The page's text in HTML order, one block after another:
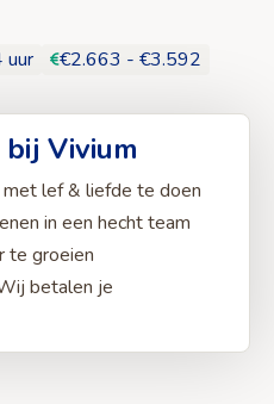
uur €2.663 - €3.592
Vivium
lef & liefde te doen
in een hecht team
te groeien
betalen je